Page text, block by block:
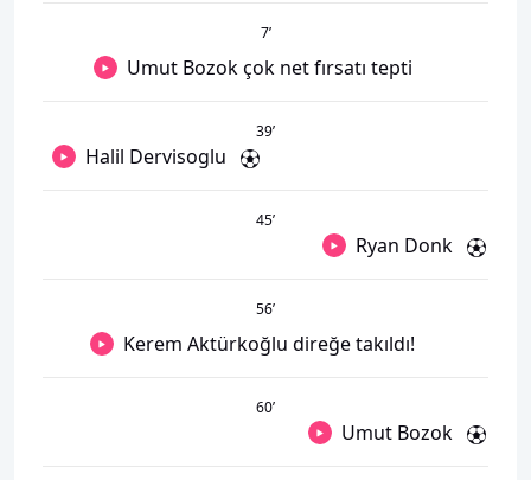
7’
Umut Bozok çok net fırsatı tepti
39’
Halil Dervisoglu
45’
Ryan Donk
56’
Kerem Aktürkoğlu direğe takıldı!
60’
Umut Bozok